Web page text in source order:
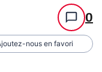
0
nous en favori